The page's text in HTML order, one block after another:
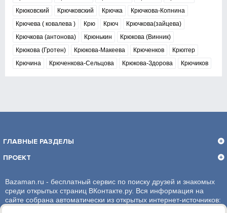
Крюковский
Крючковский Крючка
Крючкова-Копнина
Крючева ( ковалева )
Крю Крюч
Крючкова(зайцева)
Крючкова (антонова)
Крюнькин
Крюкова (Винник)
Крюкова (Гротен)
Крюкова-Макеева Крюченков
Крюггер
Крючина
Крюченкова-Сельцова Крюкова-Здорова Крючиков
ГЛАВНЫЕ РАЗДЕЛЫ
ПРОЕКТ
Bazaman.ru - бесплатный сервис по поиску друзей и знакомых
среди открытых страниц ВКонтакте.ру. Вся информация на
сайте собрана автоматически из открытых интернет-источников: